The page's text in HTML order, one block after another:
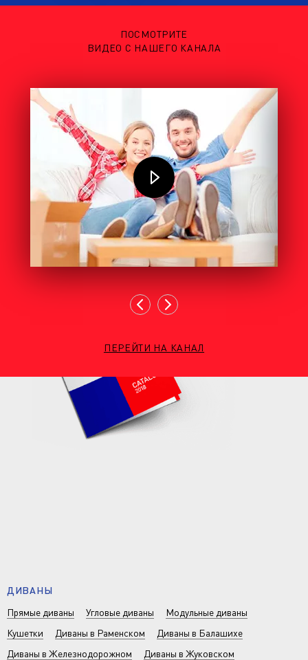
ПОСМОТРИТЕ
ВИДЕО С НАШЕГО КАНАЛА
ПЕРЕЙТИ НА КАНАЛ
ДИВАНЫ
Прямые диваны
Угловые диваны
Модульные диваны
Кушетки
Диваны в Раменском
Диваны в Балашихе
Диваны в Железнодорожном
Диваны в Жуковском